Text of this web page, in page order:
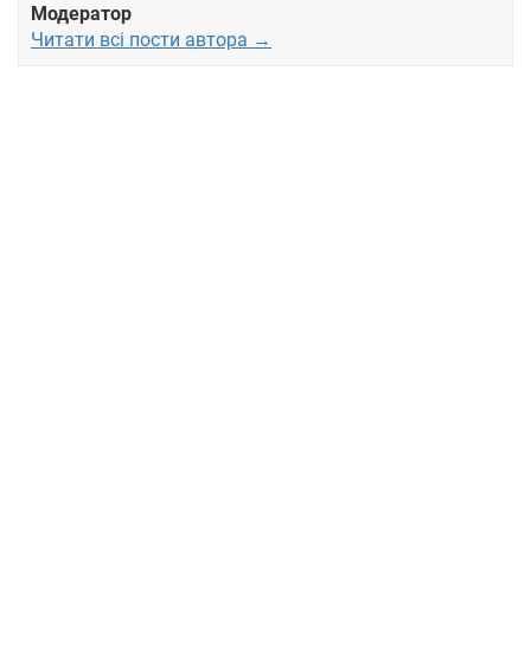
Модератор
Читати всі пости автора →